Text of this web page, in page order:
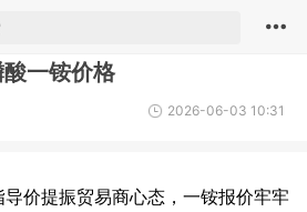
一铵价格
2026-06-03 10:31
价提振贸易商心态，一铵报价牢牢